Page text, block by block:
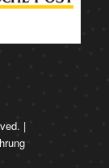
|